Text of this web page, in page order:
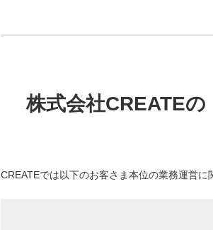
株式会社CREATEの
CREATEでは以下のお客さま本位の業務運営に